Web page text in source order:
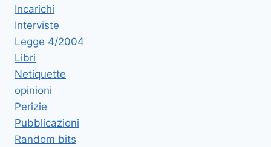
Incarichi
Interviste
Legge 4/2004
Libri
Netiquette
opinioni
Perizie
Pubblicazioni
Random bits